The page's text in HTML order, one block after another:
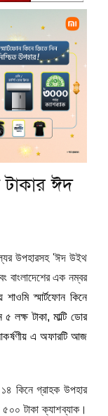
ঈদ
উপহারসহ 'ঈদ উইথ
বাংলাদেশের এক নম্বর
স্মার্টফোন কিনে
৫ লক্ষ টাকা, মাল্টি ডোর
এ অফারটি আজ
কিনে গ্রাহক উপহার
৫০০ টাকা ক্যাশব্যাক।